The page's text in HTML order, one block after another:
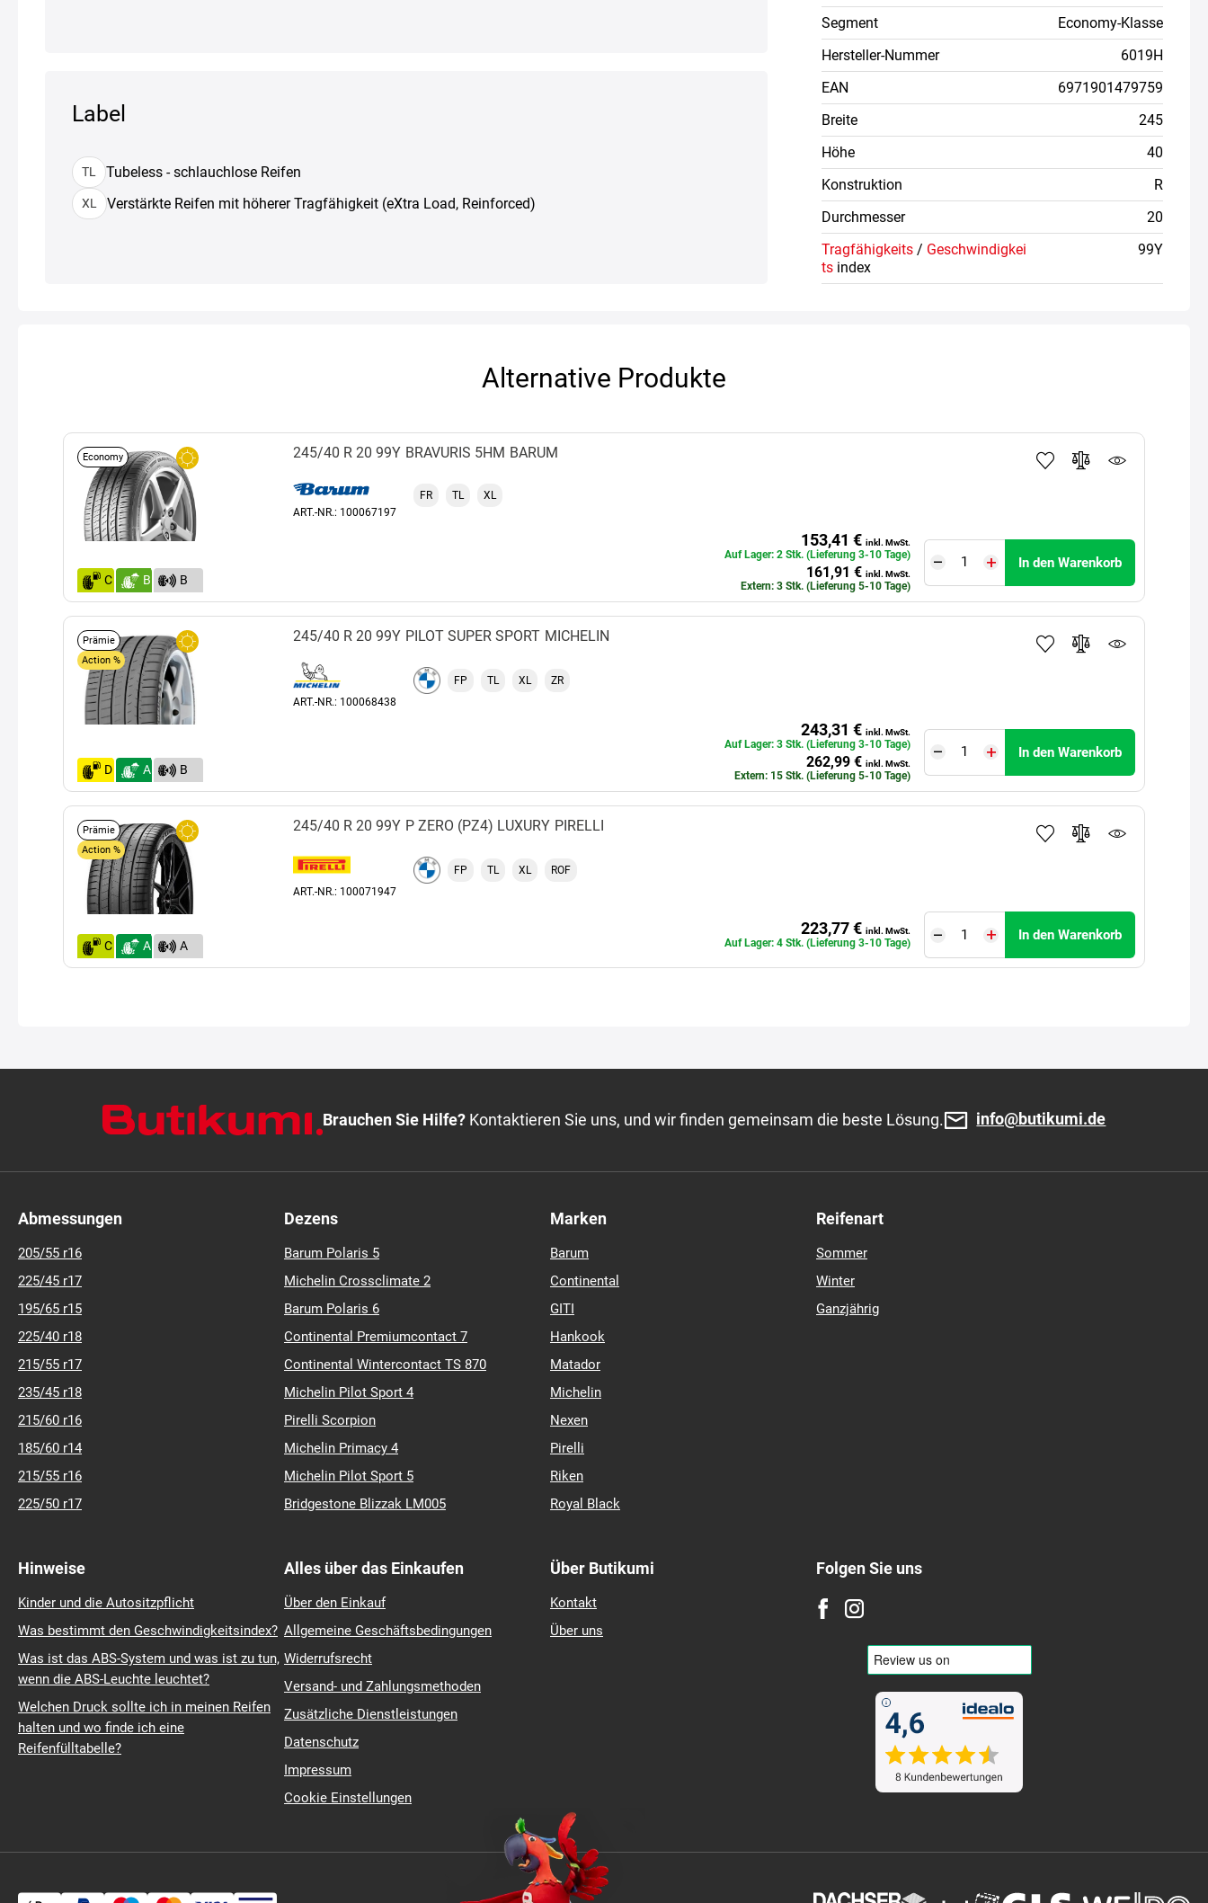
Label
TL Tubeless - schlauchlose Reifen
XL Verstärkte Reifen mit höherer Tragfähigkeit (eXtra Load, Reinforced)
Segment
Economy-Klasse
Hersteller-Nummer
6019H
EAN
6971901479759
Breite
245
Höhe
40
Konstruktion
R
Durchmesser
20
Tragfähigkeits / Geschwindigkei
ts index
99Y
Alternative Produkte
Economy
C B
B
(72)
BARUM
BRAVURIS 5HM
245/40 R 20 99Y
ART.-NR.: 100067197
FR TL XL
153,41 € inkl. MwSt.
Auf Lager: 2 Stk. (Lieferung 3-10 Tage)
161,91 € inkl. MwSt.
Extern: 3 Stk. (Lieferung 5-10 Tage)
In den Warenkorb
Prämie
Action %
D A
B
(71)
MICHELIN
PILOT SUPER SPORT
245/40 R 20 99Y
ART.-NR.: 100068438
FP TL XL ZR
243,31 € inkl. MwSt.
Auf Lager: 3 Stk. (Lieferung 3-10 Tage)
262,99 € inkl. MwSt.
Extern: 15 Stk. (Lieferung 5-10 Tage)
In den Warenkorb
Prämie
Action %
C A
A
(69)
PIRELLI
P ZERO (PZ4) LUXURY
245/40 R 20 99Y
ART.-NR.: 100071947
FP TL XL ROF
223,77 € inkl. MwSt.
Auf Lager: 4 Stk. (Lieferung 3-10 Tage) In den Warenkorb
Brauchen Sie Hilfe? Kontaktieren Sie uns, und wir finden gemeinsam die beste Lösung. info@butikumi.de
Abmessungen
205/55 r16
225/45 r17
195/65 r15
225/40 r18
215/55 r17
235/45 r18
215/60 r16
185/60 r14
215/55 r16
225/50 r17
Dezens
Barum Polaris 5
Michelin Crossclimate 2
Barum Polaris 6
Continental Premiumcontact 7
Continental Wintercontact TS 870
Michelin Pilot Sport 4
Pirelli Scorpion
Michelin Primacy 4
Michelin Pilot Sport 5
Bridgestone Blizzak LM005
Marken
Barum
Continental
GITI
Hankook
Matador
Michelin
Nexen
Pirelli
Riken
Royal Black
Reifenart
Sommer
Winter
Ganzjährig
Hinweise
Kinder und die Autositzpflicht
Was bestimmt den Geschwindigkeitsindex?
Was ist das ABS-System und was ist zu tun,
wenn die ABS-Leuchte leuchtet?
Welchen Druck sollte ich in meinen Reifen
halten und wo finde ich eine
Reifenfülltabelle?
Alles über das Einkaufen
Über den Einkauf
Allgemeine Geschäftsbedingungen
Widerrufsrecht
Versand- und Zahlungsmethoden
Zusätzliche Dienstleistungen
Datenschutz
Impressum
Cookie Einstellungen
Über Butikumi
Kontakt
Über uns
Folgen Sie uns